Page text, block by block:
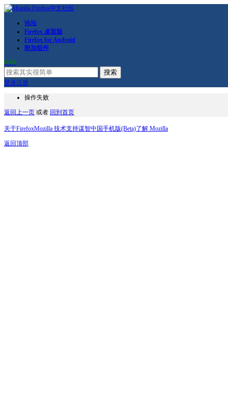
论坛
Firefox 桌面版
Firefox for Android
附加组件
RSS
搜索
登录注册
操作失败
返回上一页 或者 回到首页
关于FirefoxMozilla 技术支持谋智中国手机版(Beta)了解 Mozilla
返回顶部